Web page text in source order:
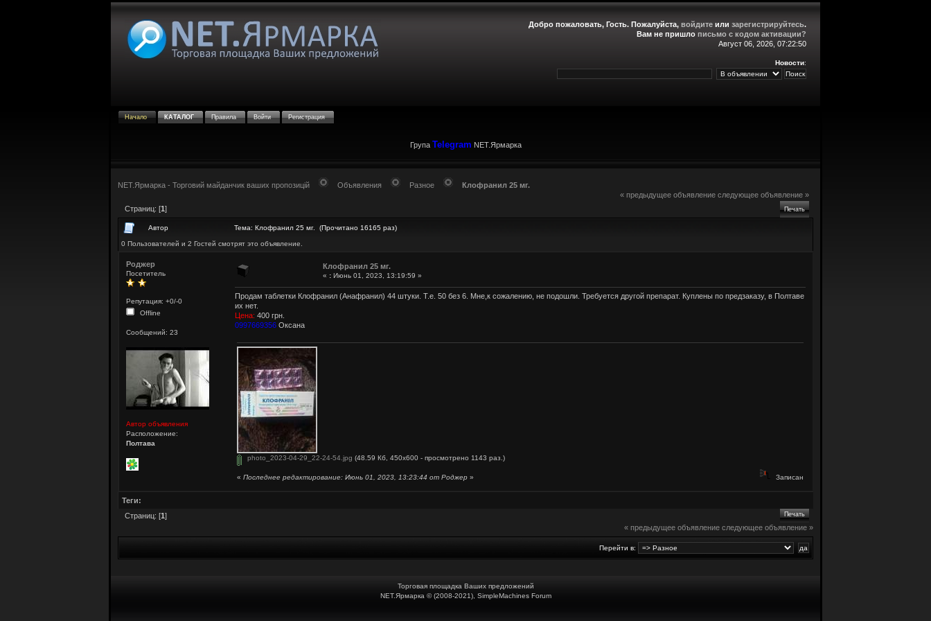
Добро пожаловать, Гость. Пожалуйста, войдите или зарегистрируйтесь.
Вам не пришло письмо с кодом активации?
Август 06, 2026, 07:22:50
Новости:
Начало КАТАЛОГ Правила Войти Регистрация
Група Telegram NET.Ярмарка
NET.Ярмарка - Торговий майданчик ваших пропозицій Объявления Разное Клофранил 25 мг.
Страниц: [1]
« предыдущее объявление следующее объявление »
Печать
Автор Тема: Клофранил 25 мг. (Прочитано 16165 раз)
0 Пользователей и 2 Гостей смотрят это объявление.
Роджер
Посетитель
Репутация: +0/-0
Offline
Сообщений: 23
Автор объявления
Расположение:
Полтава
Клофранил 25 мг.
« : Июнь 01, 2023, 13:19:59 »
Продам таблетки Клофранил (Анафранил) 44 штуки. Т.е. 50 без 6. Мне,к сожалению, не подошли. Требуется другой препарат. Куплены по предзаказу, в Полтаве
их нет.
Цена: 400 грн.
0997669356 Оксана
photo_2023-04-29_22-24-54.jpg (48.59 Кб, 450x600 - просмотрено 1143 раз.)
« Последнее редактирование: Июнь 01, 2023, 13:23:44 от Роджер » Записан
Теги:
Страниц: [1] Печать
« предыдущее объявление следующее объявление »
Перейти в:
Торговая площадка Ваших предложений
NET.Ярмарка © (2008-2021), SimpleMachines Forum